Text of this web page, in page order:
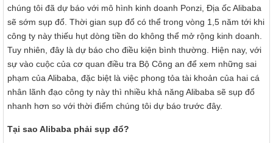
chúng tôi đã dự báo với mô hình kinh doanh Ponzi, Địa ốc Alibaba
sẽ sớm sụp đổ. Thời gian sụp đổ có thể trong vòng 1,5 năm tới khi
công ty này thiếu hụt dòng tiền do không thể mở rộng kinh doanh.
Tuy nhiên, đây là dự báo cho điều kiện bình thường. Hiện nay, với
sự vào cuộc của cơ quan điều tra Bộ Công an để xem những sai
phạm của Alibaba, đặc biệt là việc phong tỏa tài khoản của hai cá
nhân lãnh đạo công ty này thì nhiều khả năng Alibaba sẽ sụp đổ
nhanh hơn so với thời điểm chúng tôi dự báo trước đây.
Tại sao Alibaba phải sụp đổ?